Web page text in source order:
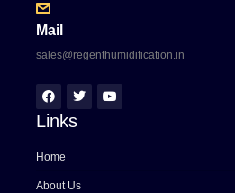
Mail
sales@regenthumidification.in
Links
Home
About Us